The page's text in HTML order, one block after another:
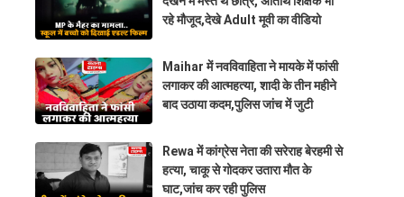
रहे मौजूद,देखे Adult मूवी का वीडियो
Maihar में नवविवाहिता ने मायके में फांसी
लगाकर की आत्महत्या, शादी के तीन महीने
बाद उठाया कदम,पुलिस जांच में जुटी
Rewa में कांग्रेस नेता की सरेराह बेरहमी से
हत्या, चाकू से गोदकर उतारा मौत के
घाट,जांच कर रही पुलिस